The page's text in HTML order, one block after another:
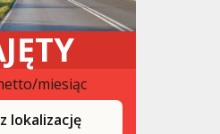
miesiąc
lokalizację